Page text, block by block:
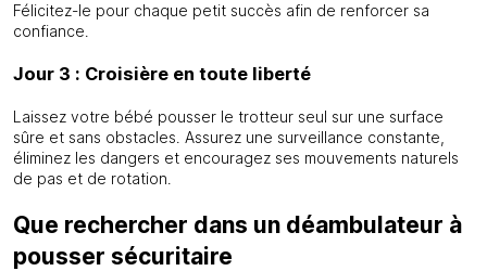
Félicitez-le pour chaque petit succès afin de renforcer sa
confiance.
Jour 3 : Croisière en toute liberté
Laissez votre bébé pousser le trotteur seul sur une surface
sûre et sans obstacles. Assurez une surveillance constante,
éliminez les dangers et encouragez ses mouvements naturels
de pas et de rotation.
Que rechercher dans un déambulateur à
pousser sécuritaire